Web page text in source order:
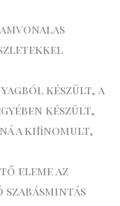
készült, a
készült,
a kifinomult,
eleme az